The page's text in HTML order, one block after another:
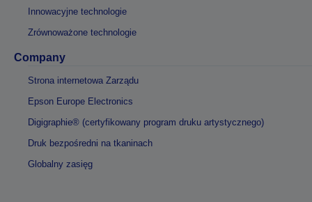
Innowacyjne technologie
Zrównoważone technologie
Company
Strona internetowa Zarządu
Epson Europe Electronics
Digigraphie® (certyfikowany program druku artystycznego)
Druk bezpośredni na tkaninach
Globalny zasięg